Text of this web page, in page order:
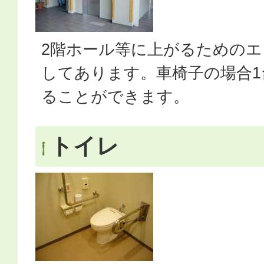
2階ホール等に上がるための
してあります。車椅子の場合
ることができます。
トイレ